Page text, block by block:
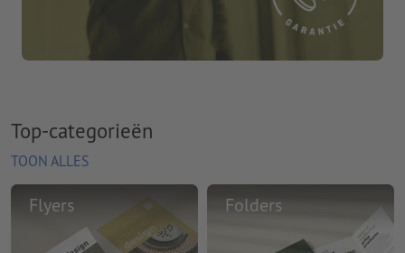
Top-categorieën
TOON ALLES
Flyers Folders